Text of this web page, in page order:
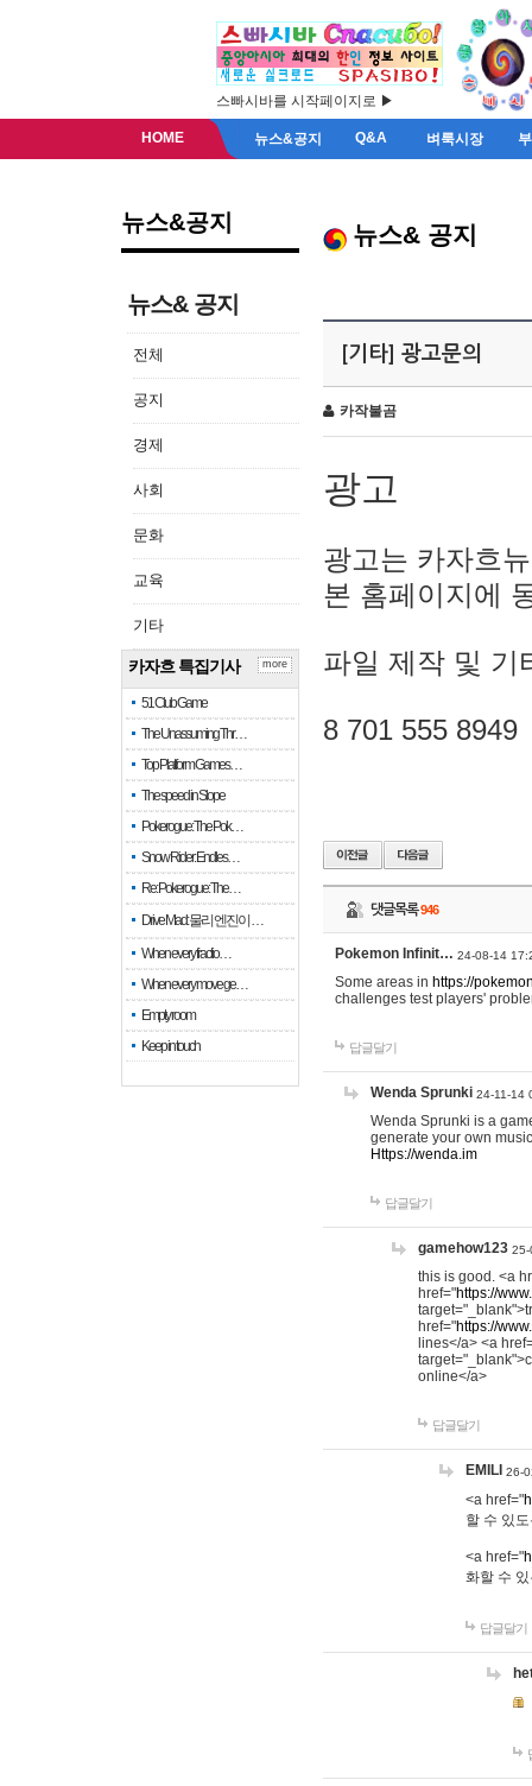
스빠시바를 시작페이지로 ▶
HOME 뉴스&공지 Q&A 벼룩시장
뉴스&공지
뉴스& 공지
전체
공지
경제
사회
문화
교육
기타
카자흐 특집기사
51 Club Game
The Unassuming Thr…
Top Platform Games…
The speed in Slope
Pokerogue: The Pok…
Snow Rider: Endles…
Re: Pokerogue: The…
Drive Mad: 물리 엔진이 …
When every fractio…
When every move ge…
Empty room
Keep in touch
more
뉴스& 공지
[기타] 광고문의
카작불곰
광고
광고는 카자흐
본 홈페이지에
파일 제작 및 기
8 701 555 8949
댓글목록946
Pokemon Infinit… 24-08-14
Some areas in https://
challenges test players'
답글달기
Wenda Sprunki 24-11-14
Wenda Sprunki is a
generate your own
Https://wenda.im
답글달기
gamehow123 25-
this is good. <a
href="https://
href="https://
lines</a> <a
online</a>
답글달기
EMILI 26-
<a href="
할 수 있
<a href="
화할 수
답글달기